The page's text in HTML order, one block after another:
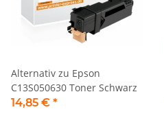
Alternativ zu Epson
C13S050630 Toner Schwarz
14,85 € *